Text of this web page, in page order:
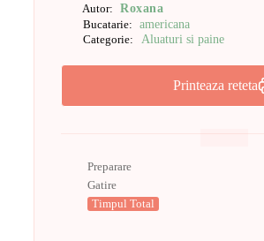
Autor: Roxana
Bucatarie: americana
Categorie: Aluaturi si paine
Printeaza reteta
Preparare
Gatire
Timpul Total